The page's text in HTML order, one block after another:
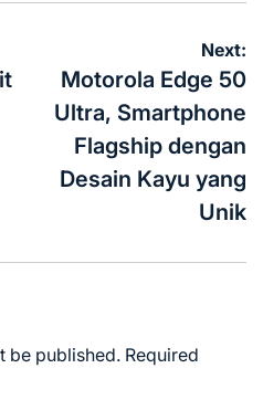
Next:
Motorola Edge 50
Ultra, Smartphone
Flagship dengan
Desain Kayu yang
Unik
be published. Required